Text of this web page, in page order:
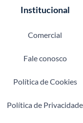
Institucional
Comercial
Fale conosco
Política de Cookies
Política de Privacidade